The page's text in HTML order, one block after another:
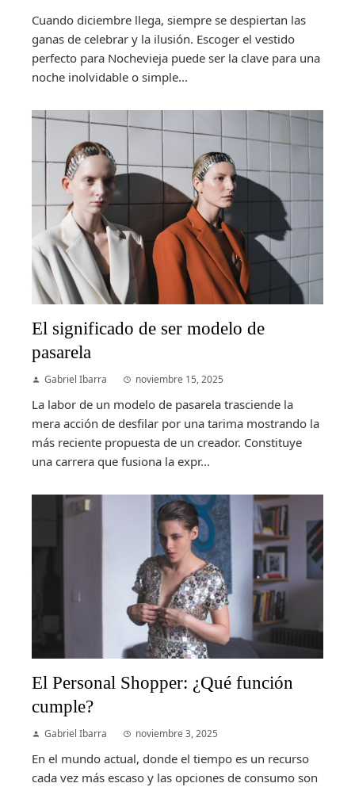
Cuando diciembre llega, siempre se despiertan las
ganas de celebrar y la ilusión. Escoger el vestido
perfecto para Nochevieja puede ser la clave para una
noche inolvidable o simple...
El significado de ser modelo de
pasarela
Gabriel Ibarra noviembre 15, 2025
La labor de un modelo de pasarela trasciende la
mera acción de desfilar por una tarima mostrando la
más reciente propuesta de un creador. Constituye
una carrera que fusiona la expr...
El Personal Shopper: ¿Qué función
cumple?
Gabriel Ibarra noviembre 3, 2025
En el mundo actual, donde el tiempo es un recurso
cada vez más escaso y las opciones de consumo son